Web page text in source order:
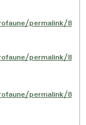
permalink/8
permalink/8
permalink/8